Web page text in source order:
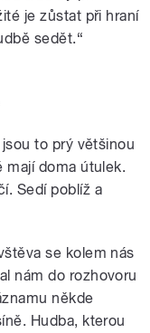
je zůstat při hraní
sedět.“
to prý většinou
mají doma útulek.
Sedí poblíž a
se kolem nás
nám do rozhovoru
někde
Hudba, kterou